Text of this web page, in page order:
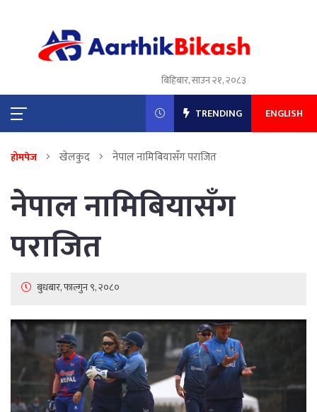
बिहिबार, साउन २१, २०८३
TRENDING ENGLISH
होमपेज खेलकुद नेपाल नामिबियासँग पराजित
नेपाल नामिबियासँग
पराजित
बुधबार, फाल्गुन ९, २०८०